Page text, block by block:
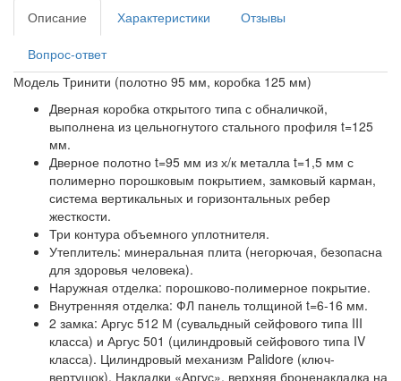
Описание Характеристики Отзывы
Вопрос-ответ
Модель Тринити (полотно 95 мм, коробка 125 мм)
Дверная коробка открытого типа с обналичкой,
выполнена из цельногнутого стального профиля t=125
мм.
Дверное полотно t=95 мм из х/к металла t=1,5 мм с
полимерно порошковым покрытием, замковый карман,
система вертикальных и горизонтальных ребер
жесткости.
Три контура объемного уплотнителя.
Утеплитель: минеральная плита (негорючая, безопасна
для здоровья человека).
Наружная отделка: порошково-полимерное покрытие.
Внутренняя отделка: ФЛ панель толщиной t=6-16 мм.
2 замка: Аргус 512 М (сувальдный сейфового типа III
класса) и Аргус 501 (цилиндровый сейфового типа IV
класса). Цилиндровый механизм Palidore (ключ-
вертушок). Накладки «Аргус», верхняя броненакладка на